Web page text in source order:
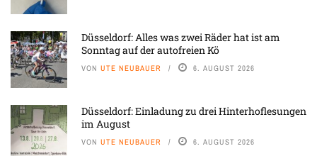
Düsseldorf: Alles was zwei Räder hat ist am
Sonntag auf der autofreien Kö
VON UTE NEUBAUER 6. AUGUST 2026
Düsseldorf: Einladung zu drei Hinterhoflesungen
im August
VON UTE NEUBAUER 6. AUGUST 2026